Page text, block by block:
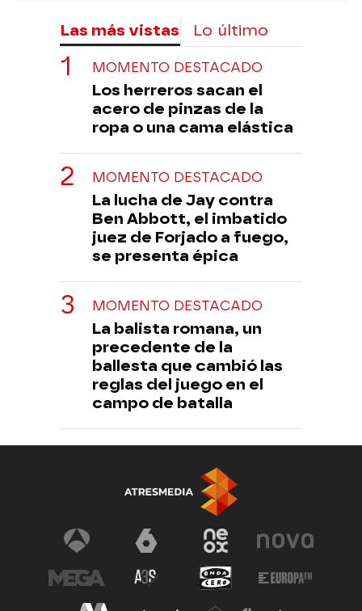
Las más vistas Lo último
MOMENTO DESTACADO
Los herreros sacan el
acero de pinzas de la
ropa o una cama elástica
MOMENTO DESTACADO
La lucha de Jay contra
Ben Abbott, el imbatido
juez de Forjado a fuego,
se presenta épica
MOMENTO DESTACADO
La balista romana, un
precedente de la
ballesta que cambió las
reglas del juego en el
campo de batalla